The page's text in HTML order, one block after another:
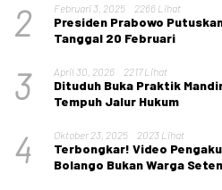
2 Februari 3, 2025 2266 Lihat
Presiden Prabowo
Tanggal 20 Februari
3 April 30, 2026 2217 Lihat
Dituduh Buka Praktik
Tempuh Jalur Hukum
4 Oktober 23, 2025 2023 Lihat
Terbongkar! Video
Bolango Bukan Warga